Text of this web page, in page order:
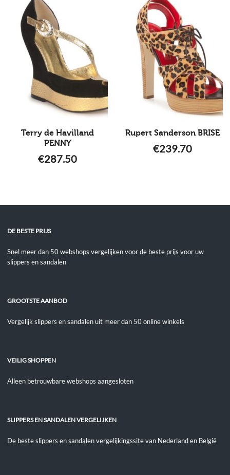
Terry de Havilland
PENNY
€287.50
Rupert Sanderson BRISE
€239.70
DE BESTE PRIJS
Snel meer dan 50 webshops vergelijken voor de beste prijs voor uw
slippers en sandalen
GROOTSTE AANBOD
Vergelijk slippers en sandalen uit meer dan 50 online winkels
VEILIG SHOPPEN
Alleen betrouwbare webshops aangesloten
SLIPPERS EN SANDALEN VERGELIJKEN
De beste slippers en sandalen vergelijkingssite van Nederland en België